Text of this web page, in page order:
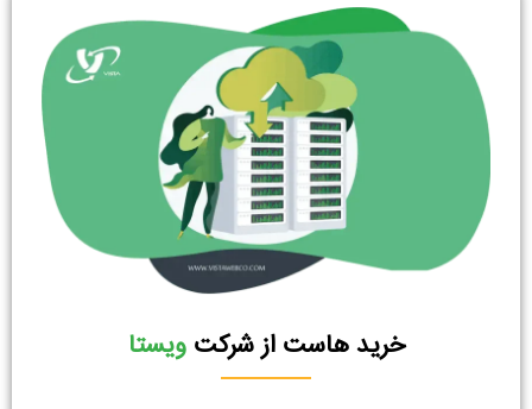
خرید هاست از شرکتویستا